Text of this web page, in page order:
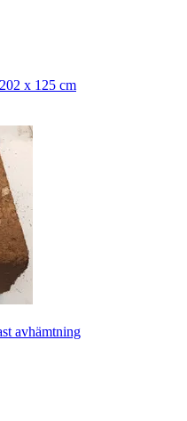
x 125 cm
avhämtning